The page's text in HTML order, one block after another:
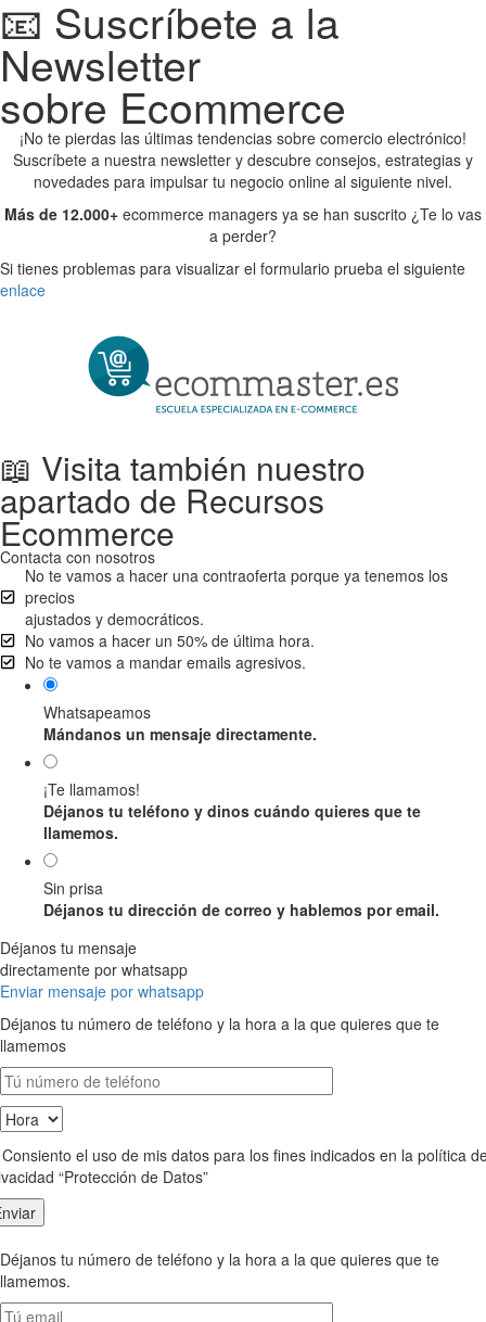
📧 Suscríbete a la
Newsletter
sobre Ecommerce
¡No te pierdas las últimas tendencias sobre comercio electrónico!
Suscríbete a nuestra newsletter y descubre consejos, estrategias y
novedades para impulsar tu negocio online al siguiente nivel.
Más de 12.000+ ecommerce managers ya se han suscrito ¿Te lo vas
a perder?
Si tienes problemas para visualizar el formulario prueba el siguiente
enlace
📖 Visita también nuestro
apartado de Recursos
Ecommerce
Contacta con nosotros
No te vamos a hacer una contraoferta porque ya tenemos los
precios
ajustados y democráticos.
No vamos a hacer un 50% de última hora.
No te vamos a mandar emails agresivos.
Whatsapeamos
Mándanos un mensaje directamente.
¡Te llamamos!
Déjanos tu teléfono y dinos cuándo quieres que te
llamemos.
Sin prisa
Déjanos tu dirección de correo y hablemos por email.
Déjanos tu mensaje
directamente por whatsapp
Enviar mensaje por whatsapp
Déjanos tu número de teléfono y la hora a la que quieres que te
llamemos
el uso de mis datos para los fines indicados en la política
“Protección de Datos”
Déjanos tu número de teléfono y la hora a la que quieres que te
llamemos.